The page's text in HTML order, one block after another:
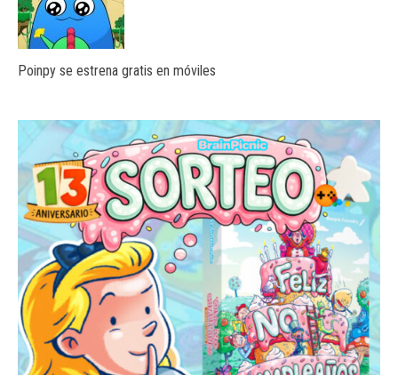
Poinpy se estrena gratis en móviles